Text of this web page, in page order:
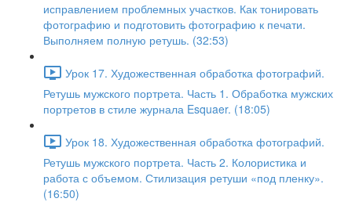
исправлением проблемных участков. Как тонировать
фотографию и подготовить фотографию к печати.
Выполняем полную ретушь. (32:53)
Урок 17. Художественная обработка фотографий.
Ретушь мужского портрета. Часть 1. Обработка мужских
портретов в стиле журнала Esquaer. (18:05)
Урок 18. Художественная обработка фотографий.
Ретушь мужского портрета. Часть 2. Колористика и
работа с объемом. Стилизация ретуши «под пленку».
(16:50)